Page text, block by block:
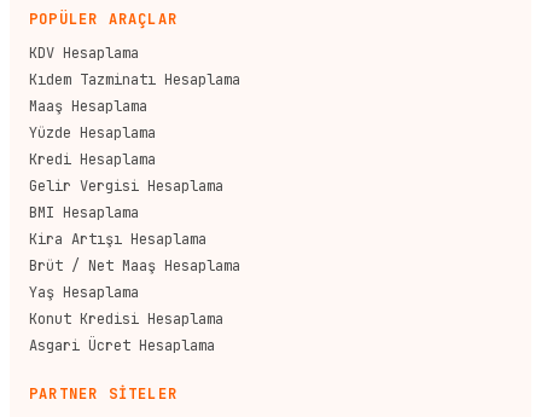
POPÜLER ARAÇLAR
KDV Hesaplama
Kıdem Tazminatı Hesaplama
Maaş Hesaplama
Yüzde Hesaplama
Kredi Hesaplama
Gelir Vergisi Hesaplama
BMI Hesaplama
Kira Artışı Hesaplama
Brüt / Net Maaş Hesaplama
Yaş Hesaplama
Konut Kredisi Hesaplama
Asgari Ücret Hesaplama
PARTNER SİTELER